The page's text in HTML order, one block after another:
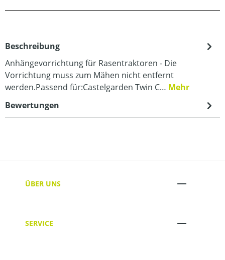
Beschreibung
Anhängevorrichtung für Rasentraktoren - Die
Vorrichtung muss zum Mähen nicht entfernt
werden.Passend für:Castelgarden Twin C… Mehr
Bewertungen
ÜBER UNS
SERVICE